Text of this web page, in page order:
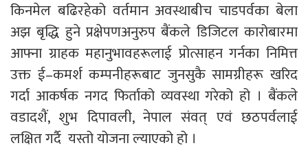
किनमेल बढिरहेको वर्तमान अवस्थाबीच चाडपर्वका बेला
अझ बृद्धि हुने प्रक्षेपणअनुरुप बैंकले डिजिटल कारोबारमा
आफ्ना ग्राहक महानुभावहरूलाई प्रोत्साहन गर्नका निमित्त
उक्त ई–कमर्श कम्पनीहरूबाट जुनसुकै सामग्रीहरू खरिद
गर्दा आकर्षक नगद फिर्ताको व्यवस्था गरेको हो । बैंकले
वडादशैं, शुभ दिपावली, नेपाल संवत् एवं छठपर्वलाई
लक्षित गर्दै यस्तो योजना ल्याएको हो ।